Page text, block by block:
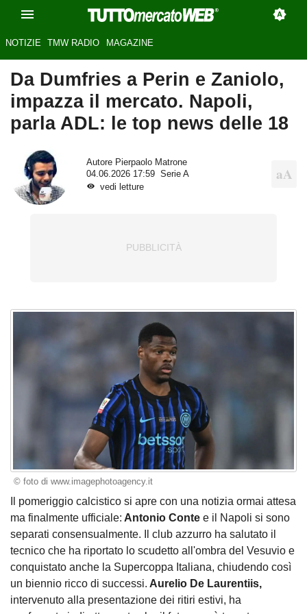
NOTIZIE TMW RADIO MAGAZINE
Da Dumfries a Perin e Zaniolo,
impazza il mercato. Napoli,
parla ADL: le top news delle 18
Autore Pierpaolo Matrone
04.06.2026 17:59
Serie A
vedi letture
© foto di www.imagephotoagency.it
Il pomeriggio calcistico si apre con una notizia ormai attesa
ma finalmente ufficiale: Antonio Conte e il Napoli si sono
separati consensualmente. Il club azzurro ha salutato il
tecnico che ha riportato lo scudetto all'ombra del Vesuvio e
conquistato anche la Supercoppa Italiana, chiudendo così
un biennio ricco di successi. Aurelio De Laurentiis,
intervenuto alla presentazione dei ritiri estivi, ha